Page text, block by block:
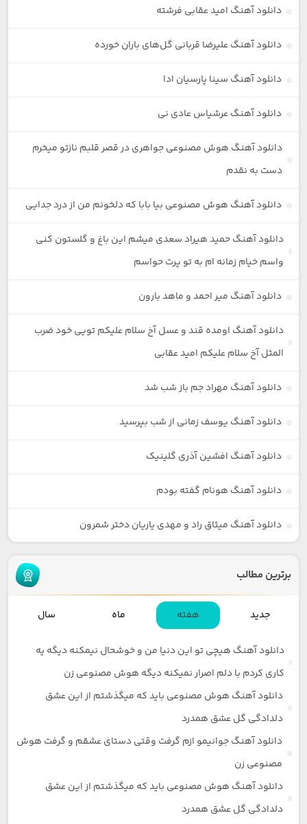
دانلود آهنگ امید عقابی فرشته
دانلود آهنگ علیرضا قربانی گل‌های باران خورده
دانلود آهنگ سینا پارسیان ادا
دانلود آهنگ عرشیاس عادی نی
دانلود آهنگ هوش مصنوعی جواهری در قصر قلبم نازتو میخرم
دست به نقدم
دانلود آهنگ هوش مصنوعی بیا بابا که دلخونم من از درد جدایی
دانلود آهنگ حمید هیراد سعدی میشم این باغ و گلستون کنی
واسم خیام زمانه ام به تو پرت حواسم
دانلود آهنگ میر احمد و ماهد بارون
دانلود آهنگ اومده قند و عسل آخ سلام علیکم تویی خود ضرب
المثل آخ سلام علیکم امید عقابی
دانلود آهنگ مهراد جم باز شب شد
دانلود آهنگ یوسف زمانی از شب بپرسید
دانلود آهنگ افشین آذری گلینیک
دانلود آهنگ هونام گفته بودم
دانلود آهنگ میثاق راد و مهدی یاریان دختر شمرون
برترین مطالب
جدید هفته ماه سال
دانلود آهنگ هیچی تو این دنیا من و خوشحال نیمکنه دیگه یه
کاری کردم با دلم اصرار نمیکنه دیگه هوش مصنوعی زن
دانلود آهنگ هوش مصنوعی باید که میگذشتم از این عشق
دلدادگی گل عشق همدرد
دانلود آهنگ جوانیمو ازم گرفت وقتی دستای عشقم و گرفت هوش
مصنوعی زن
دانلود آهنگ هوش مصنوعی باید که میگذشتم از این عشق
دلدادگی گل عشق همدرد